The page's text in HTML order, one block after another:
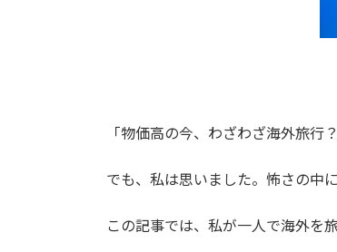
「物価高の今、わざわざ海外旅行
でも、私は思いました。怖さの中
この記事では、私が一人で海外を